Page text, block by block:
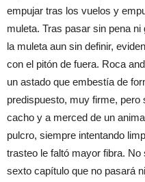
empujar tras los vuelos y
muleta. Tras pasar sin pena
la muleta aun sin definir,
con el pitón de fuera. Roca
un astado que embestía de
predispuesto, muy firme,
cacho y a merced de un
pulcro, siempre intentando
trasteo le faltó mayor fibra.
sexto capítulo que no pasará